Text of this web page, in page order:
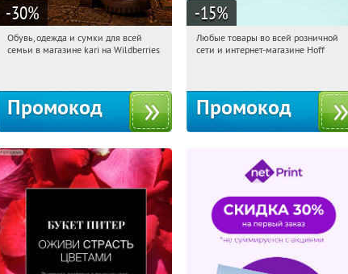
-30%
16:47:12 Получили:
Обувь, одежда и сумки для всей
семьи в магазине kari на Wildberries
Промокод
-15%
16:47:12 Получили:
Любые товары во всей розничной
сети и интернет-магазине Hoff
Промокод